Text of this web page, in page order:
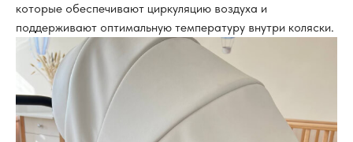
которые обеспечивают циркуляцию воздуха и
поддерживают оптимальную температуру внутри коляски.